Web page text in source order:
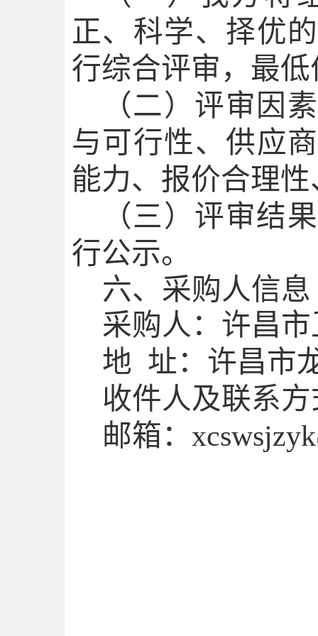
正、科学、择优
行综合评审，最
（二） 评审因
与可行性、供应
能力、报价合理
（三） 评审结
行公示。
六、采购人信息
采购人： 许昌市
地 址：许昌市
收件人及联系
邮箱：